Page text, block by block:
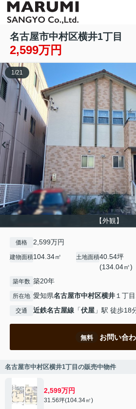
名古屋市中村区横井1丁目
2,599万円
【外観】
1/21
価格 2,599万円
建物面積104.34㎡ 土地面積40.54坪
(134.04㎡)
築年数 築20年
所在地 愛知県名古屋市中村区横井１丁
交通 近鉄名古屋線 「伏屋 」駅 徒歩18
無料 お問い合
名古屋市中村区横井1丁目の販売中物件
2,599万円
31.56坪(104.34㎡)